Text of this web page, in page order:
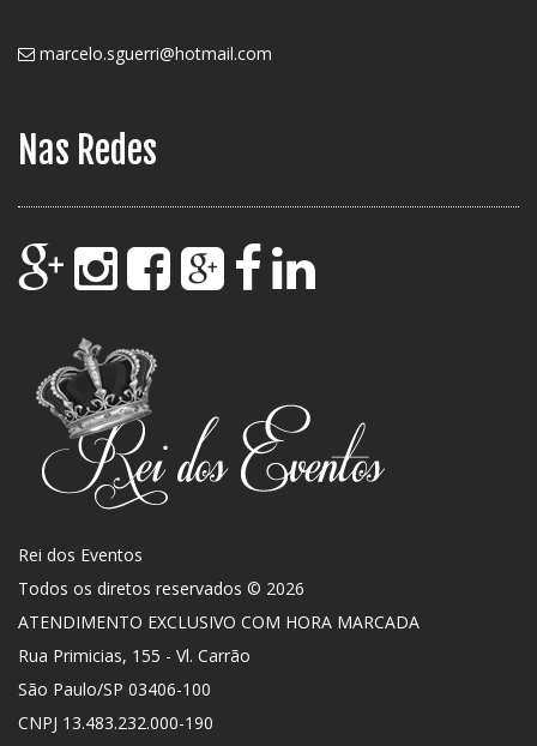
marcelo.sguerri@hotmail.com
Nas Redes
Rei dos Eventos
Todos os diretos reservados © 2026
ATENDIMENTO EXCLUSIVO COM HORA MARCADA
Rua Primicias, 155 - Vl. Carrão
São Paulo/SP 03406-100
CNPJ 13.483.232.000-190